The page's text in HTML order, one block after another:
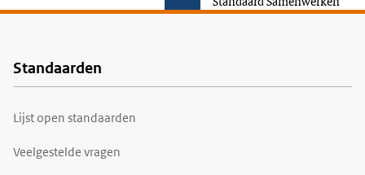
Voet
Standaarden
Lijst open standaarden
Veelgestelde vragen